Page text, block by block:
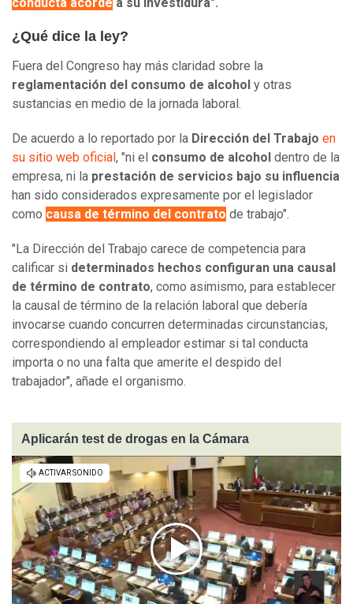
conducta acorde a su investidura".
¿Qué dice la ley?
Fuera del Congreso hay más claridad sobre la
reglamentación del consumo de alcohol y otras
sustancias en medio de la jornada laboral.
De acuerdo a lo reportado por la Dirección del Trabajo en
su sitio web oficial , "ni el consumo de alcohol dentro de la
empresa, ni la prestación de servicios bajo su influencia
han sido considerados expresamente por el legislador
como causa de término del contrato de trabajo".
"La Dirección del Trabajo carece de competencia para
calificar si determinados hechos configuran una causal
de término de contrato, como asimismo, para establecer
la causal de término de la relación laboral que debería
invocarse cuando concurren determinadas circunstancias,
correspondiendo al empleador estimar si tal conducta
importa o no una falta que amerite el despido del
trabajador", añade el organismo.
Aplicarán test de drogas en la Cámara